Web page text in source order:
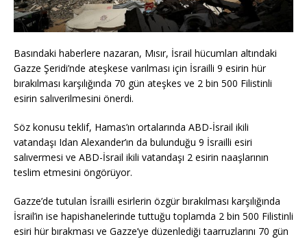
Basındaki haberlere nazaran, Mısır, İsrail hücumları altındaki
Gazze Şeridi’nde ateşkese varılması için İsrailli 9 esirin hür
bırakılması karşılığında 70 gün ateşkes ve 2 bin 500 Filistinli
esirin salıverilmesini önerdi.
Söz konusu teklif, Hamas’ın ortalarında ABD-İsrail ikili
vatandaşı Idan Alexander’ın da bulunduğu 9 İsrailli esiri
salıvermesi ve ABD-İsrail ikili vatandaşı 2 esirin naaşlarının
teslim etmesini öngörüyor.
Gazze’de tutulan İsrailli esirlerin özgür bırakılması karşılığında
İsrail’in ise hapishanelerinde tuttuğu toplamda 2 bin 500 Filistinli
esiri hür bırakması ve Gazze’ye düzenlediği taarruzlarını 70 gün